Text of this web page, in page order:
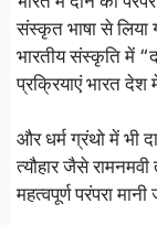
संस्कृत भाषा से लिया
भारतीय संस्कृति में
प्रक्रियाएं भारत देश
और धर्म ग्रंथो में भी
त्यौहार जैसे
महत्वपूर्ण परंपरा मानी